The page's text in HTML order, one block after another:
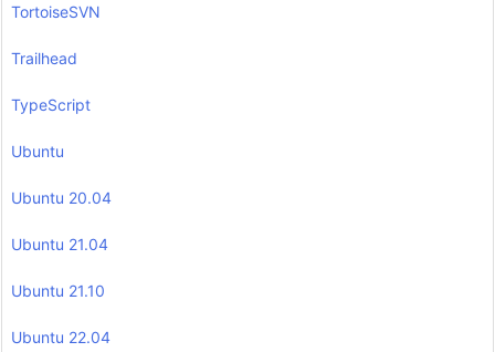
TortoiseSVN
Trailhead
TypeScript
Ubuntu
Ubuntu 20.04
Ubuntu 21.04
Ubuntu 21.10
Ubuntu 22.04